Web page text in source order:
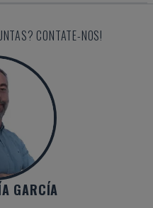
CONTATE-NOS!
GARCÍA